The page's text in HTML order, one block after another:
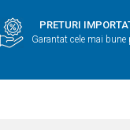
PRETURI
Garantat cele mai bune